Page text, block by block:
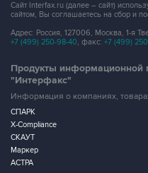
Сайт Interfax.ru (далее – сайт)
сайтом, Вы соглашаетесь на сбор и
Адрес: Россия, 127006, Москва, 1-я
+7 (499) 250-98-40, факс: +7 (499)
Продукты информационной
"Интерфакс"
Информация о компаниях,
СПАРК
X-Compliance
СКАУТ
Маркер
АСТРА